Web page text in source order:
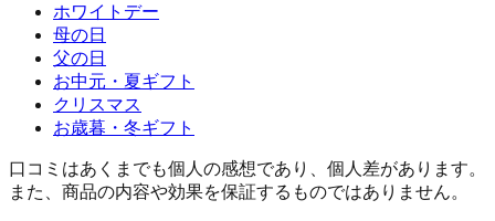
ホワイトデー
母の日
父の日
お中元・夏ギフト
クリスマス
お歳暮・冬ギフト
口コミはあくまでも個人の感想であり、個人差があります。
また、商品の内容や効果を保証するものではありません。